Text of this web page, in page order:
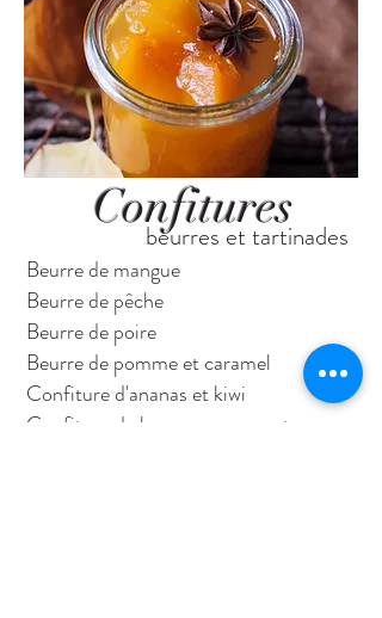
Confitures
beurres et tartinades
Beurre de mangue
Beurre de pêche
Beurre de poire
Beurre de pomme et caramel
Confiture d'ananas et kiwi
Confiture de banane, ananas et coco